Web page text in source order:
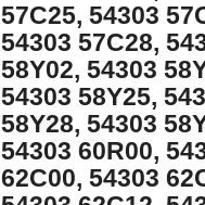
57C25, 54303
54303 57C28,
58Y02, 54303
54303 58Y25,
58Y28, 54303
54303 60R00,
62C00, 54303